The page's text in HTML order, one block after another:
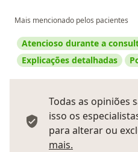
Mais mencionado pelos pacientes
Atencioso durante a
Explicações detalhadas
Todas as opiniões
isso os
para alterar ou
mais.